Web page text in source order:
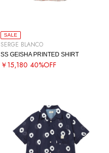
SALE
SERGE BLANCO
SS GEISHA PRINTED SHIRT
￥15,180 40%OFF